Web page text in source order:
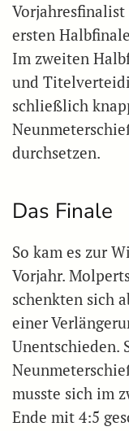
Vorjahresfinalist
ersten
Im zweiten
und
schließlich
durchsetzen.
Das Finale
So kam es zur
Vorjahr.
schenkten sich
einer
Unentschieden.
musste sich im
Ende mit 4:5